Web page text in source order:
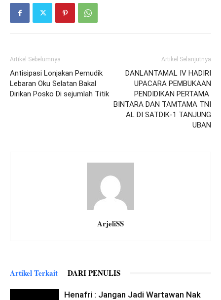
Artikel Sebelumnya
Antisipasi Lonjakan Pemudik
Lebaran Oku Selatan Bakal
Dirikan Posko Di sejumlah Titik
Artikel Selanjutnya
DANLANTAMAL IV HADIRI
UPACARA PEMBUKAAN
PENDIDIKAN PERTAMA
BINTARA DAN TAMTAMA TNI
AL DI SATDIK-1 TANJUNG
UBAN
ArjeliSS
Artikel Terkait DARI PENULIS
Henafri : Jangan Jadi Wartawan Nak